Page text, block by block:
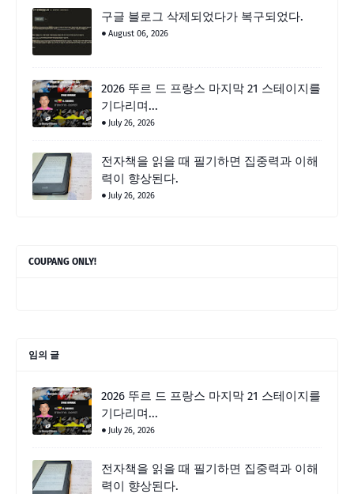
구글 블로그 삭제되었다가 복구되었다.
August 06, 2026
2026 뚜르 드 프랑스 마지막 21 스테이지를
기다리며...
July 26, 2026
전자책을 읽을 때 필기하면 집중력과 이해
력이 향상된다.
July 26, 2026
COUPANG ONLY!
임의 글
2026 뚜르 드 프랑스 마지막 21 스테이지를
기다리며...
July 26, 2026
전자책을 읽을 때 필기하면 집중력과 이해
력이 향상된다.